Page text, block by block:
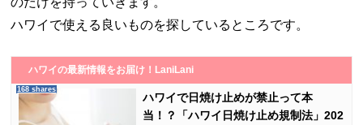
ハワイで使える良いものを探しているところです。
ハワイの最新情報をお届け！LaniLani
168 shares
ハワイで日焼け止めが禁止って本
当！？「ハワイ日焼け止め規制法」202